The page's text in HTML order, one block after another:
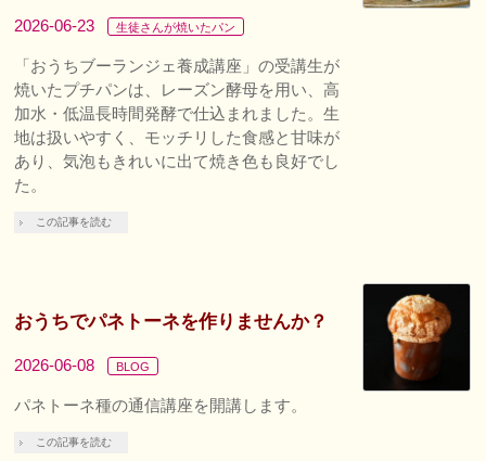
2026-06-23 生徒さんが焼いたパン
「おうちブーランジェ養成講座」の受講生が
焼いたプチパンは、レーズン酵母を用い、高
加水・低温長時間発酵で仕込まれました。生
地は扱いやすく、モッチリした食感と甘味が
あり、気泡もきれいに出て焼き色も良好でし
た。
この記事を読む
おうちでパネトーネを作りませんか？
2026-06-08 BLOG
パネトーネ種の通信講座を開講します。
この記事を読む